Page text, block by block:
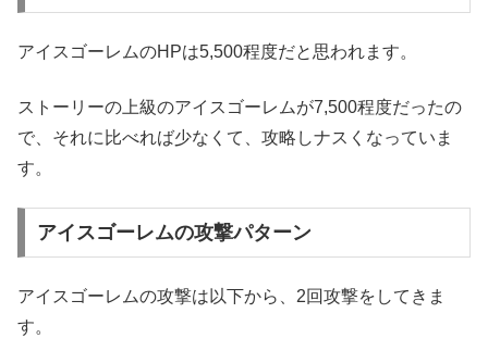
アイスゴーレムのHPは5,500程度だと思われます。
ストーリーの上級のアイスゴーレムが7,500程度だったの
で、それに比べれば少なくて、攻略しナスくなっていま
す。
アイスゴーレムの攻撃パターン
アイスゴーレムの攻撃は以下から、2回攻撃をしてきま
す。